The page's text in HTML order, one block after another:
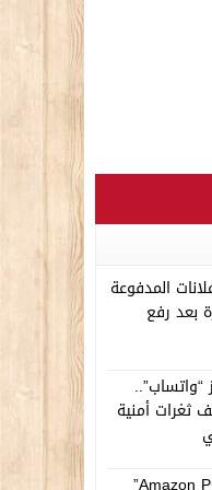
المدفوعة
بعد رفع
أمنية